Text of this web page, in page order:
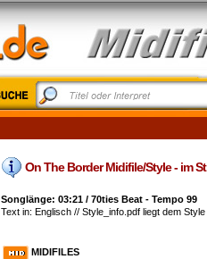
On The Border Midifile/Style - im
Songlänge: 03:21 / 70ties Beat - Tempo 99
Text in: Englisch // Style_info.pdf liegt dem Style
MIDIFILES